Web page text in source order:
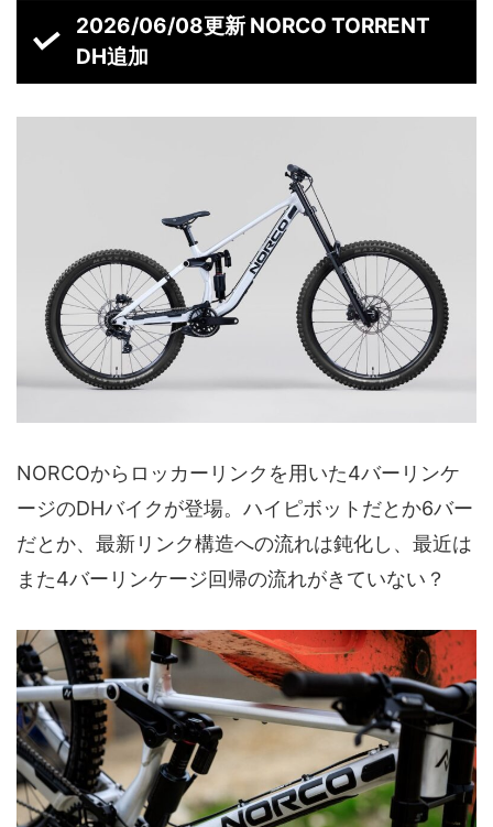
2026/06/08更新 NORCO TORRENT
DH追加
NORCOからロッカーリンクを用いた4バーリンケ
ージのDHバイクが登場。ハイピボットだとか6バー
だとか、最新リンク構造への流れは鈍化し、最近は
また4バーリンケージ回帰の流れがきていない？